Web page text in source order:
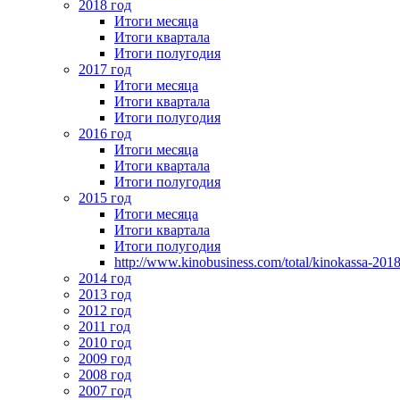
2018 год
Итоги месяца
Итоги квартала
Итоги полугодия
2017 год
Итоги месяца
Итоги квартала
Итоги полугодия
2016 год
Итоги месяца
Итоги квартала
Итоги полугодия
2015 год
Итоги месяца
Итоги квартала
Итоги полугодия
http://www.kinobusiness.com/total/kinokassa-
2014 год
2013 год
2012 год
2011 год
2010 год
2009 год
2008 год
2007 год